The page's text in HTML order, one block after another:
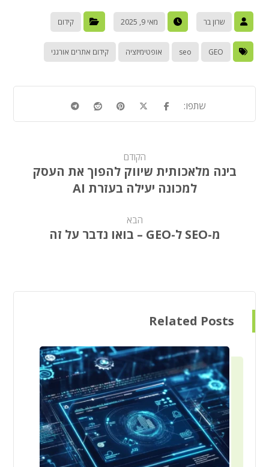
שרון בר מאי 9, 2025 קידום
GEO
seo אופטימיזציה קידום אתרים אורגני
הקודם
בינה מלאכותית שיווק להפוך את העסק
למכונה יעילה בעזרת AI
הבא
מ-SEO ל-GEO – בואו נדבר על זה
Related Posts